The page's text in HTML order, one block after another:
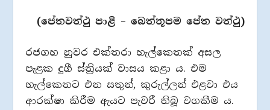
(පේතවත්ථු පාළි – බෙත්තූපම පේත වත්ථු)
රජගහ නුවර එක්තරා හැල්කෙතක් අසල
පැළක දුගී ස්ත්‍රියක් වාසය කළා ය. එම
හැල්කෙතට එන සතුන්, කුරුල්ලන් එළවා එය
ආරක්ෂා කිරීම ඇයට පැවරී තිබූ වගකීම ය.